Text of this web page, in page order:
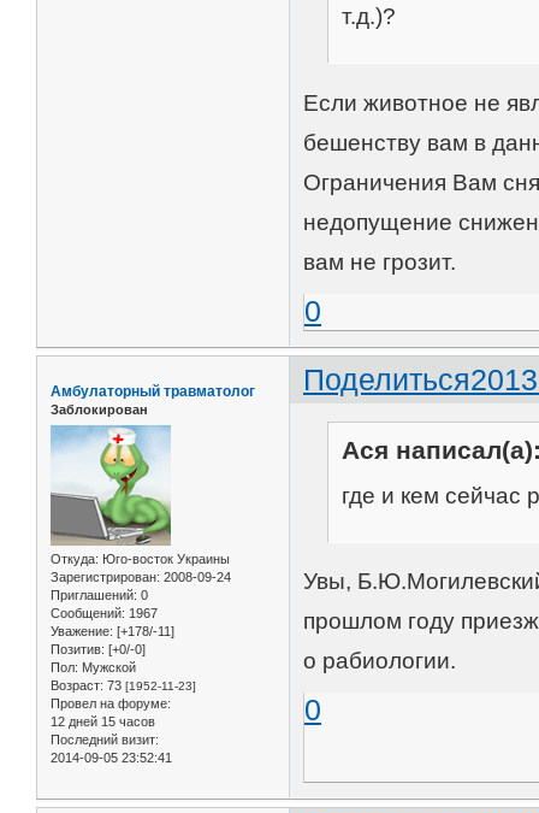
т.д.)?
Если животное не
бешенству вам в
Ограничения Вам
недопущение
вам не грозит.
0
Поделиться
Амбулаторный травматолог
Заблокирован
Откуда: Юго-восток Украины
Зарегистрирован: 2008-09-24
Приглашений: 0
Сообщений: 1967
Уважение: [+178/-11]
Позитив: [+0/-0]
Пол: Мужской
Возраст: 73 [1952-11-23]
Провел на форуме:
12 дней 15 часов
Последний визит:
2014-09-05 23:52:41
Ася
где и кем сейчас
Увы,
прошлом году
о рабиологии.
0